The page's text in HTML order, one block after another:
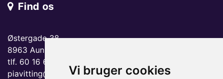
Vi bruger cookies
Find os
Østergade 38
8963 Auning
tlf. 60 16 66 06
piavitting@gmail.com